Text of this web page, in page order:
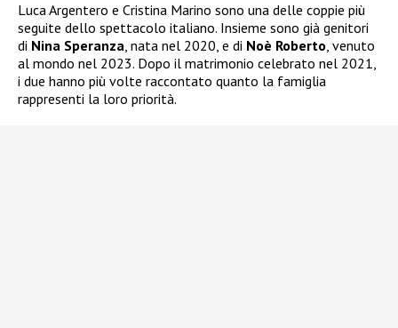
Luca Argentero e Cristina Marino sono una delle coppie più
seguite dello spettacolo italiano. Insieme sono già genitori
di Nina Speranza, nata nel 2020, e di Noè Roberto, venuto
al mondo nel 2023. Dopo il matrimonio celebrato nel 2021,
i due hanno più volte raccontato quanto la famiglia
rappresenti la loro priorità.